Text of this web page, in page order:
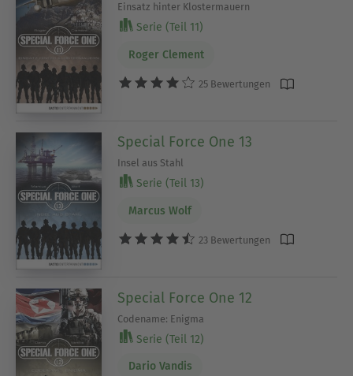
Einsatz hinter Klostermauern
Serie (Teil 11)
Roger Clement
25 Bewertungen
Special Force One 13
Insel aus Stahl
Serie (Teil 13)
Marcus Wolf
23 Bewertungen
Special Force One 12
Codename: Enigma
Serie (Teil 12)
Dario Vandis